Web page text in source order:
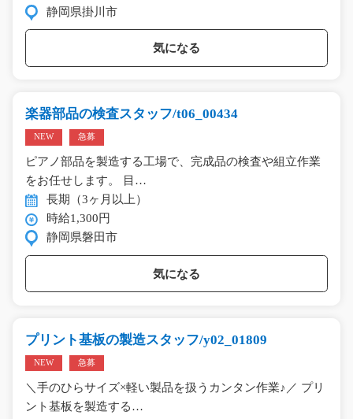
静岡県掛川市
気になる
楽器部品の検査スタッフ/t06_00434
NEW 急募
ピアノ部品を製造する工場で、完成品の検査や組立作業
をお任せします。 目…
長期（3ヶ月以上）
時給1,300円
静岡県磐田市
気になる
プリント基板の製造スタッフ/y02_01809
NEW 急募
＼手のひらサイズ×軽い製品を扱うカンタン作業♪／ プリ
ント基板を製造する…